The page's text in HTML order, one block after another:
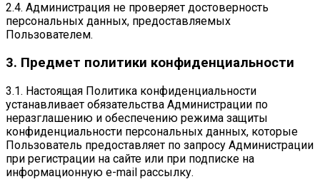
2.4. Администрация не проверяет достоверность
персональных данных, предоставляемых
Пользователем.
3. Предмет политики конфиденциальности
3.1. Настоящая Политика конфиденциальности
устанавливает обязательства Администрации по
неразглашению и обеспечению режима защиты
конфиденциальности персональных данных, которые
Пользователь предоставляет по запросу Администрации
при регистрации на сайте или при подписке на
информационную e-mail рассылку.